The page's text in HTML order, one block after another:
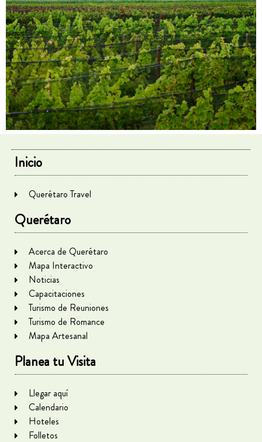
Inicio
Querétaro Travel
Querétaro
Acerca de Querétaro
Mapa Interactivo
Noticias
Capacitaciones
Turismo de Reuniones
Turismo de Romance
Mapa Artesanal
Planea tu Visita
Llegar aquí
Calendario
Hoteles
Folletos